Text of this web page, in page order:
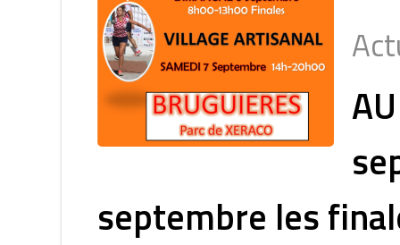
septembre les